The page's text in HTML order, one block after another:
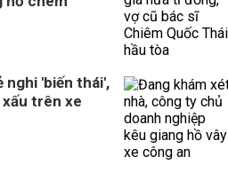
nghi 'biến thái',
trên xe